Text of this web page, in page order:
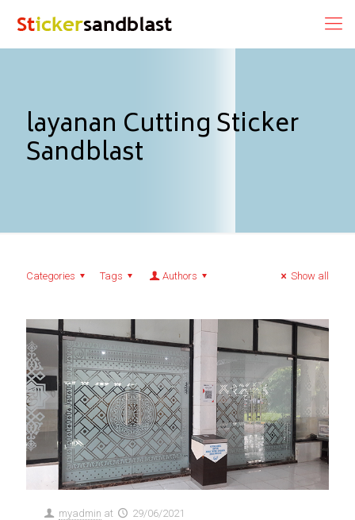
layanan Cutting Sticker
Sandblast
Categories Tags Authors Show all
myadmin at 29/06/2021